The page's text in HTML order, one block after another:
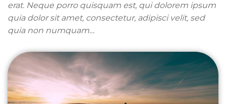
erat. Neque porro quisquam est, qui dolorem ipsum
quia dolor sit amet, consectetur, adipisci velit, sed
quia non numquam…